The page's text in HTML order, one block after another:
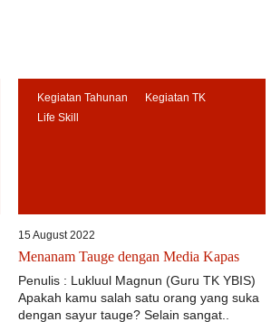
Kegiatan Tahunan
Kegiatan TK
Life Skill
15 August 2022
Menanam Tauge dengan Media Kapas
Penulis : Lukluul Magnun (Guru TK YBIS)
Apakah kamu salah satu orang yang suka
dengan sayur tauge? Selain sangat..